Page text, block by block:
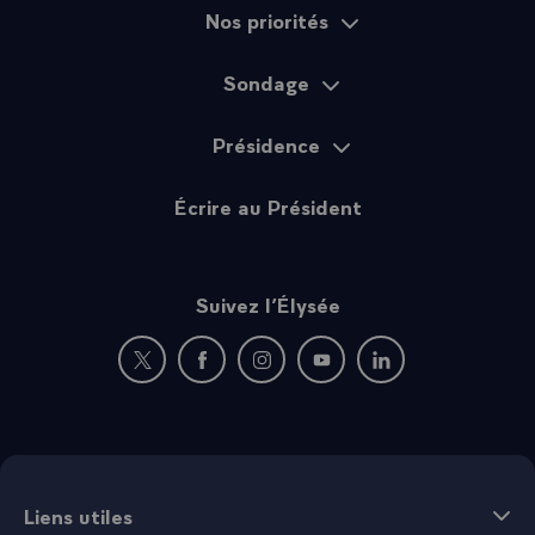
Nos priorités
Sondage
Présidence
Écrire au Président
Suivez l’Élysée
Nouvelle fenêtre : rejoignez-nous sur Twitter
Nouvelle fenêtre : rejoignez-nous sur
Nouvelle fenêtre : rejoignez-nous
Nouvelle fenêtre :
Nouvelle fenêtre :
Liens utiles